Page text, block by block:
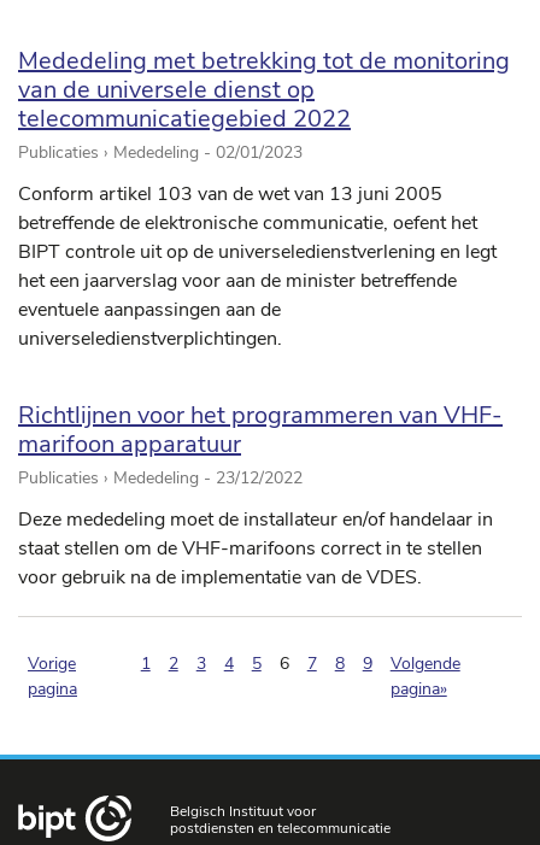
Mededeling met betrekking tot de monitoring
van de universele dienst op
telecommunicatiegebied 2022
Publicaties › Mededeling - 02/01/2023
Conform artikel 103 van de wet van 13 juni 2005
betreffende de elektronische communicatie, oefent het
BIPT controle uit op de universeledienstverlening en legt
het een jaarverslag voor aan de minister betreffende
eventuele aanpassingen aan de
universeledienstverplichtingen.
Richtlijnen voor het programmeren van VHF-
marifoon apparatuur
Publicaties › Mededeling - 23/12/2022
Deze mededeling moet de installateur en/of handelaar in
staat stellen om de VHF-marifoons correct in te stellen
voor gebruik na de implementatie van de VDES.
Vorige
pagina
1 2 3 4 5 6(pagination.current)
7 8 9
Volgende
pagina»
Belgisch Instituut voor
postdiensten en telecommunicatie